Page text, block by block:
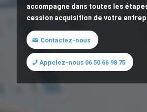
accompagne dans toutes les
cession acquisition de votre
Contactez-nous
Appelez-nous 06 50 66 98 75